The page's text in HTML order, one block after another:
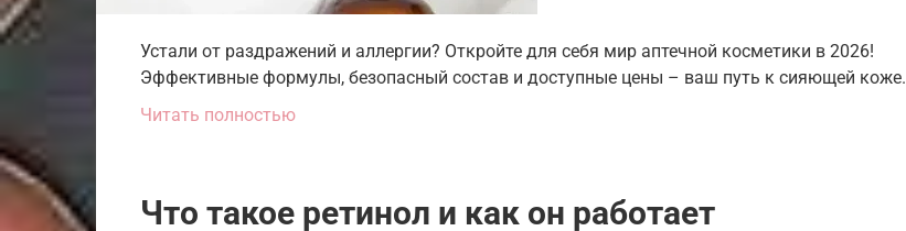
Устали от раздражений и аллергии? Откройте для себя мир аптечной косметики в 2026!
Эффективные формулы, безопасный состав и доступные цены – ваш путь к сияющей коже.
Читать полностью
Что такое ретинол и как он работает